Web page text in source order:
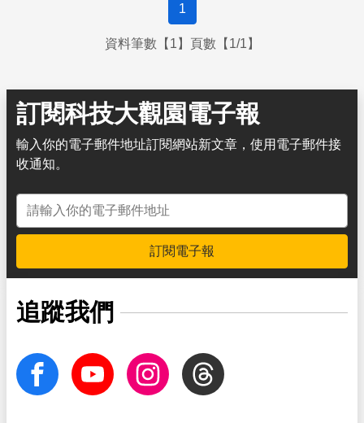
1
資料筆數【1】頁數【1/1】
訂閱科技大觀園電子報
輸入你的電子郵件地址訂閱網站新文章，使用電子郵件接
收通知。
電子郵件地址
訂閱電子報
追蹤我們
facebook Youtube InstagramThreads